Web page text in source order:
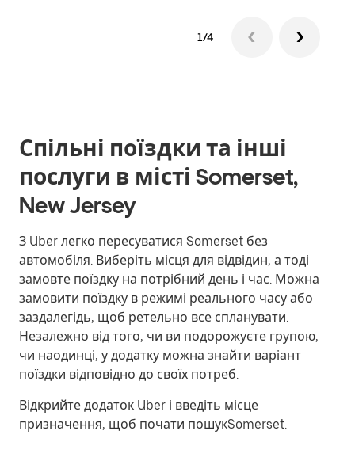
1/4
Спільні поїздки та інші
послуги в місті Somerset,
New Jersey
З Uber легко пересуватися Somerset без
автомобіля. Виберіть місця для відвідин, а тоді
замовте поїздку на потрібний день і час. Можна
замовити поїздку в режимі реального часу або
заздалегідь, щоб ретельно все спланувати.
Незалежно від того, чи ви подорожуєте групою,
чи наодинці, у додатку можна знайти варіант
поїздки відповідно до своїх потреб.
Відкрийте додаток Uber і введіть місце
призначення, щоб почати пошукSomerset.